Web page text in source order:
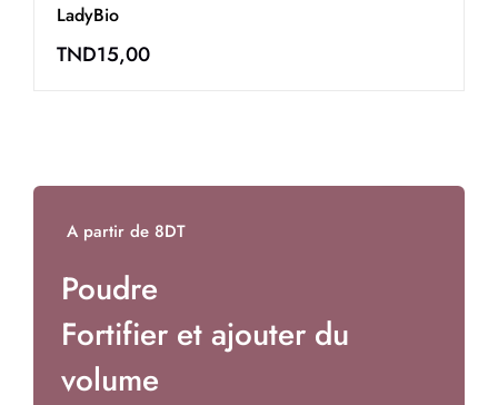
LadyBio
TND17,00
A partir de 8DT
Poudre
Fortifier et ajouter du
volume